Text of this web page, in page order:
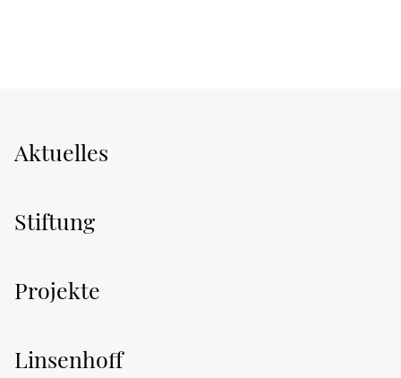
Aktuelles
Stiftung
Projekte
Linsenhoff